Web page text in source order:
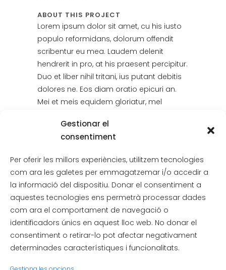
Gestionar el
consentiment
Per oferir les millors experiències, utilitzem tecnologies
com ara les galetes per emmagatzemar i/o accedir a
la informació del dispositiu. Donar el consentiment a
aquestes tecnologies ens permetrà processar dades
com ara el comportament de navegació o
identificadors únics en aquest lloc web. No donar el
consentiment o retirar-lo pot afectar negativament
determinades característiques i funcionalitats.
ABOUT THIS PROJECT
Lorem ipsum dolor sit amet, cu his iusto
populo reformidans, dolorum offendit
scribentur eu mea. Laudem delenit
hendrerit in pro, at his praesent percipitur.
Duo et liber nihil tritani, ius putant debitis
dolores ne. Eos diam oratio epicuri an.
Mei et meis equidem gloriatur, mel
Likes